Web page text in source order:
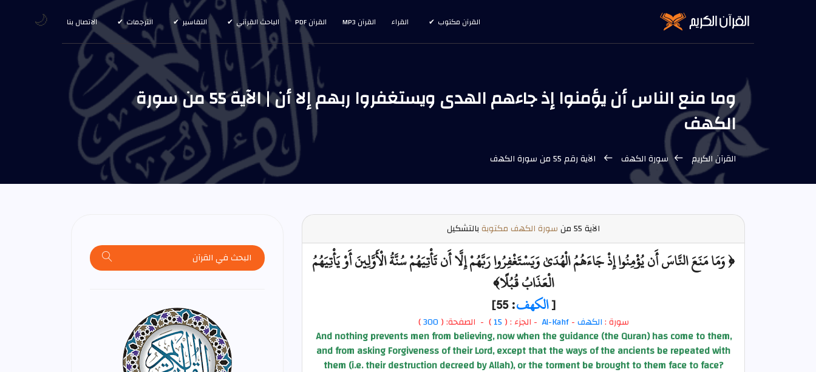
القرآن مكتوب القراء القرآن MP3 القرآن PDF الباحث القرآني التفاسير الترجمات الاتصال بنا
وما منع الناس أن يؤمنوا إذ جاءهم الهدى ويستغفروا ربهم إلا أن | الآية 55 من سورة
الكهف
القرآن الكريم سورة الكهف الآية رقم 55 من سورة الكهف
الآية سورة الكهف مكتوبةبالتشكيل
﴿ وَمَا مَنَعَ النَّاسَ أَن يُؤْمِنُوا إِذْ جَاءَهُمُ الْهُدَىٰ وَيَسْتَغْفِرُوا رَبَّهُمْ إِلَّا أَن تَأْتِيَهُمْ سُنَّةُ الْأَوَّلِينَ أَوْ يَأْتِيَهُمُ
الْعَذَابُ قُبُلًا﴾
[الكهف: 55]
سورة :الكهف-
Al-Kahf - الجزء : ( 15) - الصفحة: (300
)
And nothing prevents men from believing, now when the guidance (the Quran) has come to them,
and from asking Forgiveness of their Lord, except that the ways of the ancients be repeated with
them (i.e. their destruction decreed by Allah), or the torment be brought to them face to face?
🌙